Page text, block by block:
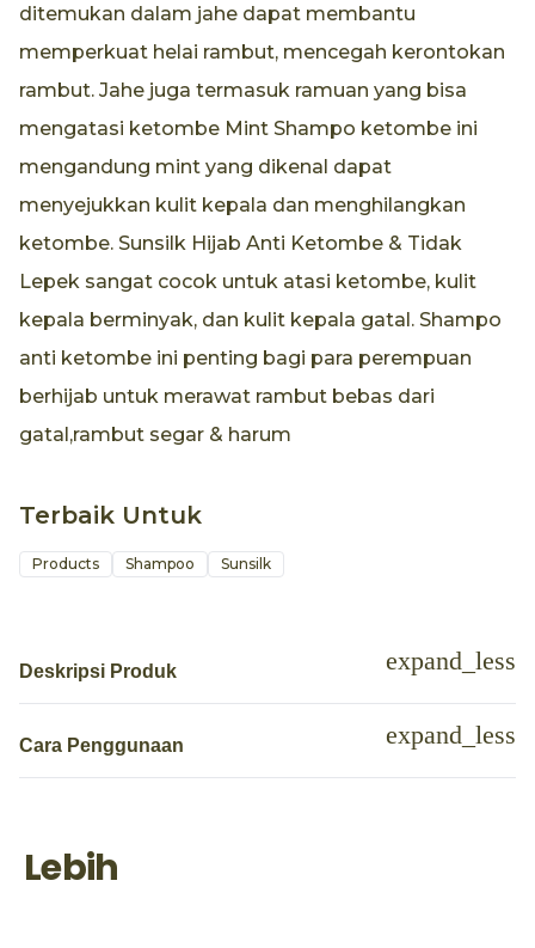
ditemukan dalam jahe dapat membantu
memperkuat helai rambut, mencegah kerontokan
rambut. Jahe juga termasuk ramuan yang bisa
mengatasi ketombe Mint Shampo ketombe ini
mengandung mint yang dikenal dapat
menyejukkan kulit kepala dan menghilangkan
ketombe. Sunsilk Hijab Anti Ketombe & Tidak
Lepek sangat cocok untuk atasi ketombe, kulit
kepala berminyak, dan kulit kepala gatal. Shampo
anti ketombe ini penting bagi para perempuan
berhijab untuk merawat rambut bebas dari
gatal,rambut segar & harum
Terbaik Untuk
Products Shampoo Sunsilk
Deskripsi Produk
Cara Penggunaan
Lebih